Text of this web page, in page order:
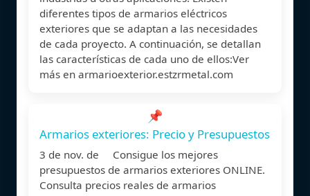
diferentes tipos de armarios eléctricos
exteriores que se adaptan a las necesidades
de cada proyecto. A continuación, se detallan
las características de cada uno de ellos:Ver
más en armarioexterior.estzrmetal.com
📌
Armarios exteriores: Precio y Presupuestos
3 de nov. de Consigue los mejores
presupuestos de armarios exteriores ONLINE.
Consulta precios reales de armarios